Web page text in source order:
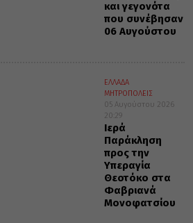
και γεγονότα
που συνέβησαν
06 Αυγούστου
ΕΛΛΑΔΑ
ΜΗΤΡΟΠΟΛΕΙΣ
05 Αυγούστου 2026
20:29
Ιερά
Παράκληση
προς την
Υπεραγία
Θεοτόκο στα
Φαβριανά
Μονοφατσίου